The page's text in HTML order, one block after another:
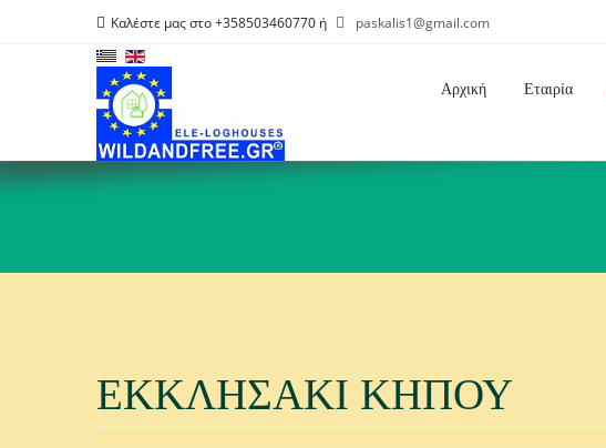
Καλέστε μας στο +358503460770 ή paskalis1@gmail.com
Αρχική Εταιρία
ΕΚΚΛΗΣΆΚΙ ΚΉΠΟΥ